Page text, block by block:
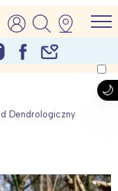
rodzinne
Dendrologiczny